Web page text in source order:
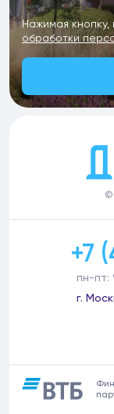
Нажимая
обработки
©
+7
пн-пт:
г.